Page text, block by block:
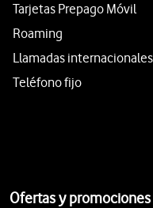
Tarjetas Prepago Móvil
Roaming
Llamadas internacionales
Teléfono fijo
Ofertas y promociones